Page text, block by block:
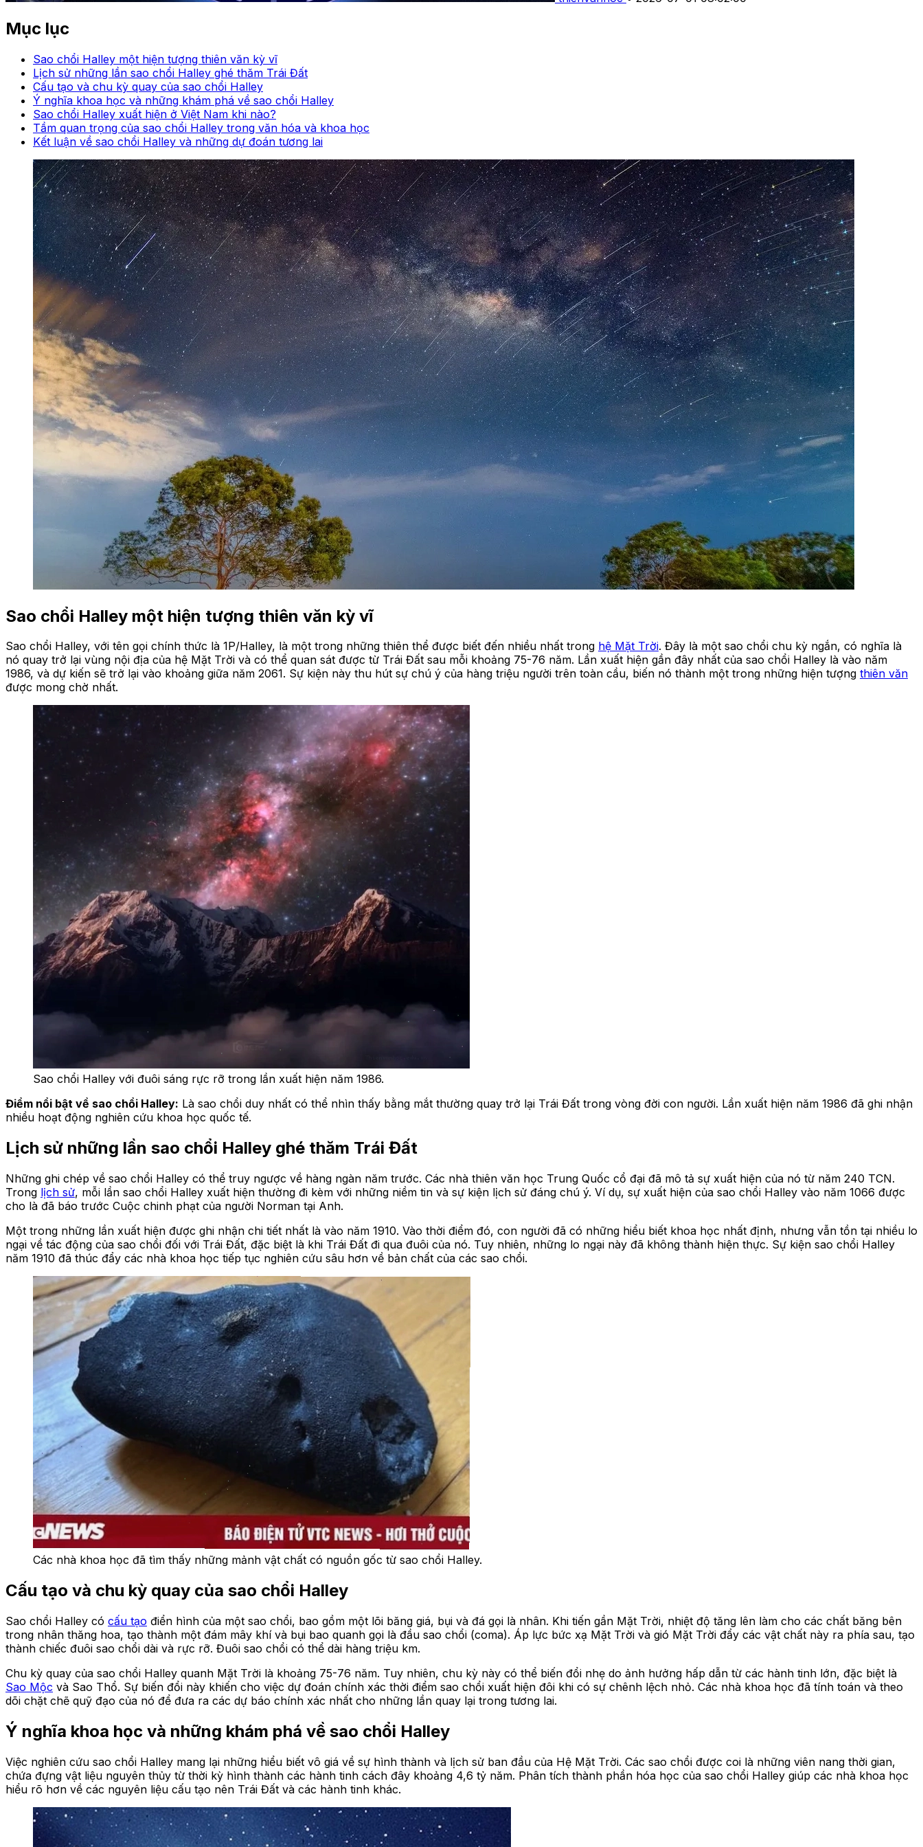
Mục lục
Sao chổi Halley một hiện tượng thiên văn kỳ vĩ
Lịch sử những lần sao chổi Halley ghé thăm Trái Đất
Cấu tạo và chu kỳ quay của sao chổi Halley
Ý nghĩa khoa học và những khám phá về sao chổi Halley
Sao chổi Halley xuất hiện ở Việt Nam khi nào?
Tầm quan trọng của sao chổi Halley trong văn hóa và khoa học
Kết luận về sao chổi Halley và những dự đoán tương lai
Sao chổi Halley một hiện tượng thiên văn kỳ vĩ
Sao chổi Halley, với tên gọi chính thức là 1P/Halley, là một trong những thiên thể được biết đến nhiều nhất trong hệ Mặt Trời. Đây là một sao chổi chu kỳ ngắn, có nghĩa là
nó quay trở lại vùng nội địa của hệ Mặt Trời và có thể quan sát được từ Trái Đất sau mỗi khoảng 75-76 năm. Lần xuất hiện gần đây nhất của sao chổi Halley là vào năm
1986, và dự kiến sẽ trở lại vào khoảng giữa năm 2061. Sự kiện này thu hút sự chú ý của hàng triệu người trên toàn cầu, biến nó thành một trong những hiện tượng thiên văn
được mong chờ nhất.
Sao chổi Halley với đuôi sáng rực rỡ trong lần xuất hiện năm 1986.
Điểm nổi bật về sao chổi Halley: Là sao chổi duy nhất có thể nhìn thấy bằng mắt thường quay trở lại Trái Đất trong vòng đời con người. Lần xuất hiện năm 1986 đã ghi nhận
nhiều hoạt động nghiên cứu khoa học quốc tế.
Lịch sử những lần sao chổi Halley ghé thăm Trái Đất
Những ghi chép về sao chổi Halley có thể truy ngược về hàng ngàn năm trước. Các nhà thiên văn học Trung Quốc cổ đại đã mô tả sự xuất hiện của nó từ năm 240 TCN.
Trong lịch sử, mỗi lần sao chổi Halley xuất hiện thường đi kèm với những niềm tin và sự kiện lịch sử đáng chú ý. Ví dụ, sự xuất hiện của sao chổi Halley vào năm 1066 được
cho là đã báo trước Cuộc chinh phạt của người Norman tại Anh.
Một trong những lần xuất hiện được ghi nhận chi tiết nhất là vào năm 1910. Vào thời điểm đó, con người đã có những hiểu biết khoa học nhất định, nhưng vẫn tồn tại nhiều lo
ngại về tác động của sao chổi đối với Trái Đất, đặc biệt là khi Trái Đất đi qua đuôi của nó. Tuy nhiên, những lo ngại này đã không thành hiện thực. Sự kiện sao chổi Halley
năm 1910 đã thúc đẩy các nhà khoa học tiếp tục nghiên cứu sâu hơn về bản chất của các sao chổi.
Các nhà khoa học đã tìm thấy những mảnh vật chất có nguồn gốc từ sao chổi Halley.
Cấu tạo và chu kỳ quay của sao chổi Halley
Sao chổi Halley có cấu tạo điển hình của một sao chổi, bao gồm một lõi băng giá, bụi và đá gọi là nhân. Khi tiến gần Mặt Trời, nhiệt độ tăng lên làm cho các chất băng bên
trong nhân thăng hoa, tạo thành một đám mây khí và bụi bao quanh gọi là đầu sao chổi (coma). Áp lực bức xạ Mặt Trời và gió Mặt Trời đẩy các vật chất này ra phía sau, tạo
thành chiếc đuôi sao chổi dài và rực rỡ. Đuôi sao chổi có thể dài hàng triệu km.
Chu kỳ quay của sao chổi Halley quanh Mặt Trời là khoảng 75-76 năm. Tuy nhiên, chu kỳ này có thể biến đổi nhẹ do ảnh hưởng hấp dẫn từ các hành tinh lớn, đặc biệt là
Sao Mộc và Sao Thổ. Sự biến đổi này khiến cho việc dự đoán chính xác thời điểm sao chổi xuất hiện đôi khi có sự chênh lệch nhỏ. Các nhà khoa học đã tính toán và theo
dõi chặt chẽ quỹ đạo của nó để đưa ra các dự báo chính xác nhất cho những lần quay lại trong tương lai.
Ý nghĩa khoa học và những khám phá về sao chổi Halley
Việc nghiên cứu sao chổi Halley mang lại những hiểu biết vô giá về sự hình thành và lịch sử ban đầu của Hệ Mặt Trời. Các sao chổi được coi là những viên nang thời gian,
chứa đựng vật liệu nguyên thủy từ thời kỳ hình thành các hành tinh cách đây khoảng 4,6 tỷ năm. Phân tích thành phần hóa học của sao chổi Halley giúp các nhà khoa học
hiểu rõ hơn về các nguyên liệu cấu tạo nên Trái Đất và các hành tinh khác.